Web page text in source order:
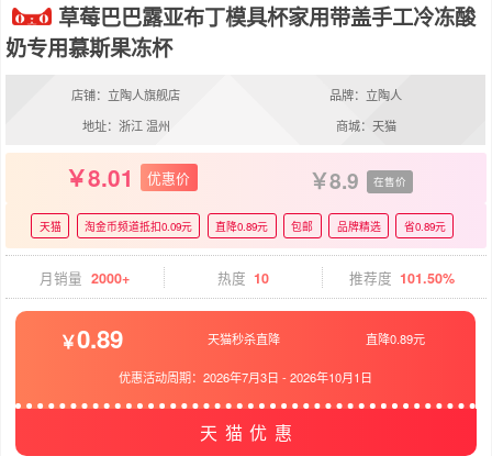
草莓巴巴露亚布丁模具杯家用带盖手工冷冻酸
奶专用慕斯果冻杯
店铺：立陶人旗舰店
品牌：立陶人
地址：浙江 温州
商城：天猫
8.01 优惠价 8.9 在售价
天猫 淘金币频道抵扣0.09元 直降0.89元 包邮 品牌精选 省0.89元
月销量 2000+ 热度 10 推荐度 101.50%
0.89 天猫秒杀直降 直降0.89元
优惠活动周期：2026年7月3日 -2026年10月1日
天猫优惠